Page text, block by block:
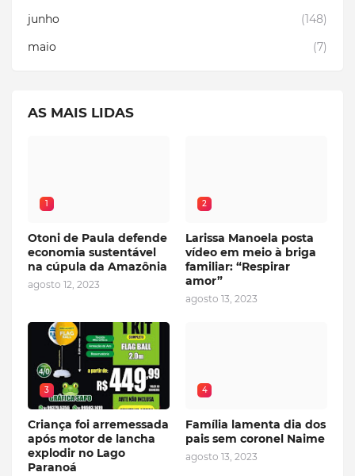
junho
(148)
maio
(7)
AS MAIS LIDAS
1
Otoni de Paula defende
economia sustentável
na cúpula da Amazônia
agosto 12, 2023
2
Larissa Manoela posta
vídeo em meio à briga
familiar: “Respirar
amor”
agosto 13, 2023
3
Criança foi arremessada
após motor de lancha
explodir no Lago
Paranoá
4
Família lamenta dia dos
pais sem coronel Naime
agosto 13, 2023